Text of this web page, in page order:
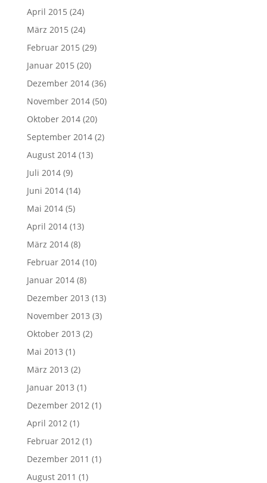
April 2015 (24)
März 2015 (24)
Februar 2015 (29)
Januar 2015 (20)
Dezember 2014(36)
November 2014(50)
Oktober 2014(20)
September 2014(2)
August 2014(13)
Juli 2014(9)
Juni 2014(14)
Mai 2014(5)
April 2014(13)
März 2014(8)
Februar 2014(10)
Januar 2014(8)
Dezember 2013 (13)
November 2013 (3)
Oktober 2013 (2)
Mai 2013 (1)
März 2013 (2)
Januar 2013 (1)
Dezember 2012(1)
April 2012(1)
Februar 2012(1)
Dezember 2011 (1)
August 2011 (1)